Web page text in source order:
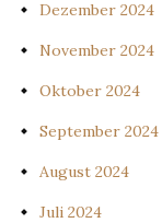
Dezember 2024
November 2024
Oktober 2024
September 2024
August 2024
Juli 2024